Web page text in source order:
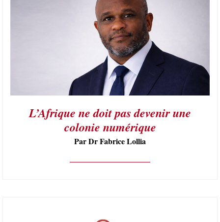
L’Afrique ne doit pas devenir une
colonie numérique
Par Dr Fabrice Lollia